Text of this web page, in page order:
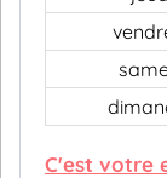
C'est votre